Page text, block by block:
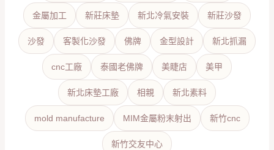
金屬加工 新莊床墊 新北冷氣安裝 新莊沙發
沙發 客製化沙發 佛牌 金型設計 新北抓漏
cnc工廠 泰國老佛牌 美睫店 美甲
新北床墊工廠 相親 新北素料
mold manufacture MIM金屬粉末射出 新竹cnc
新竹交友中心